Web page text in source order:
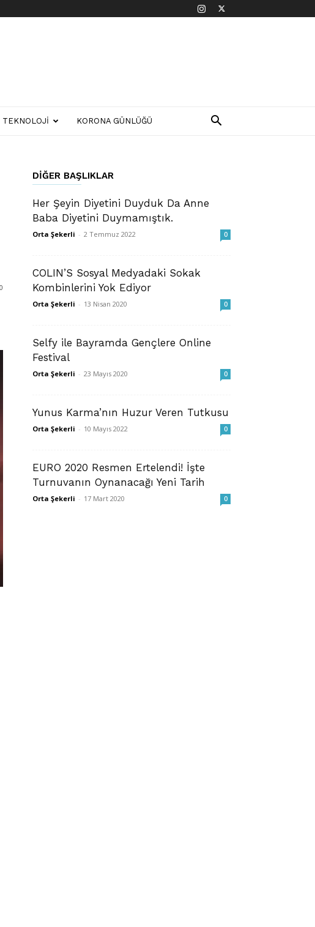
TEKNOLOJI KORONA GÜNLÜĞÜ
0
DIĞER BAŞLIKLAR
Her Şeyin Diyetini Duyduk Da Anne
Baba Diyetini Duymamıştık.
Orta Şekerli - 2 Temmuz 2022 0
COLIN’S Sosyal Medyadaki Sokak
Kombinlerini Yok Ediyor
Orta Şekerli - 13 Nisan 2020 0
Selfy ile Bayramda Gençlere Online
Festival
Orta Şekerli - 23 Mayıs 2020 0
Yunus Karma’nın Huzur Veren Tutkusu
Orta Şekerli - 10 Mayıs 2022 0
EURO 2020 Resmen Ertelendi! İşte
Turnuvanın Oynanacağı Yeni Tarih
Orta Şekerli - 17 Mart 2020 0